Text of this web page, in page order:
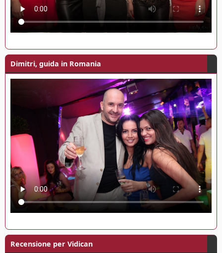
Dimitri, guida in Romania
Recensione per Vidican